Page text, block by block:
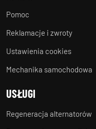
Pomoc
Reklamacje i zwroty
Ustawienia cookies
Mechanika samochodowa
USŁUGI
Regeneracja alternatorów